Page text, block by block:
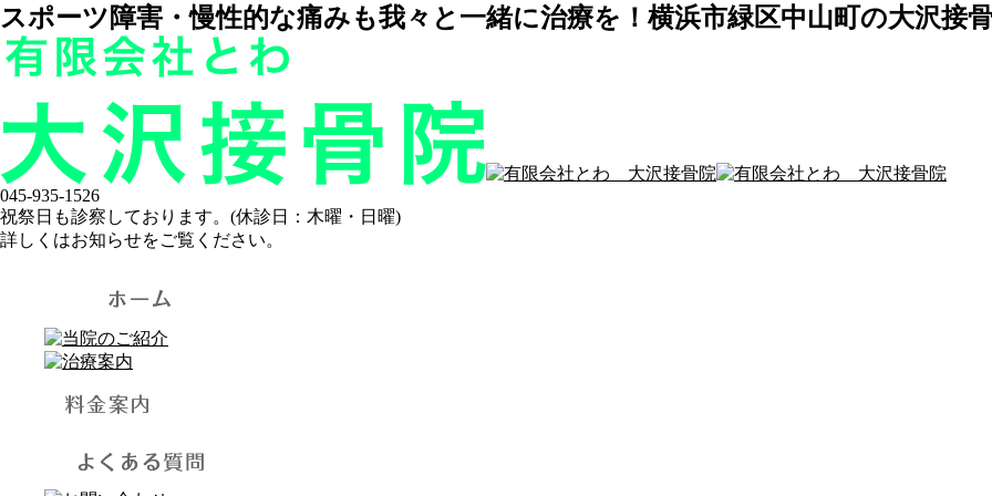
スポーツ障害・慢性的な痛みも我々と一緒に治療を！横浜市緑区中山町の大沢接
045-935-1526
祝祭日も診察しております。(休診日：木曜・日曜)
詳しくはお知らせをご覧ください。